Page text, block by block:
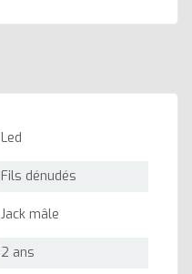
Led
Fils dénudés
Jack mâle
2 ans